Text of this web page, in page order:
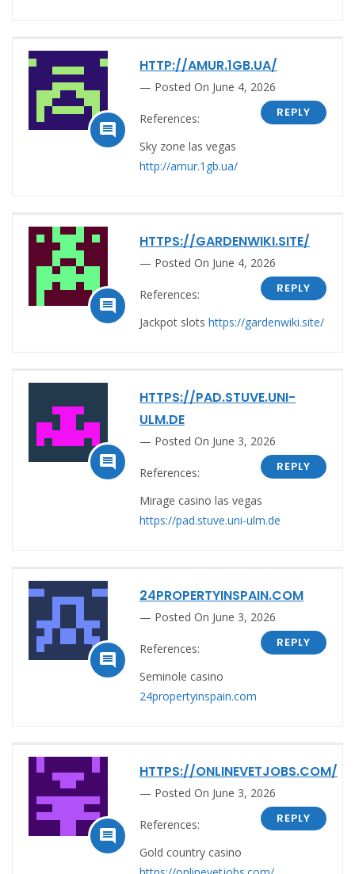

HTTP://AMUR.1GB.UA/
Posted On June 4, 2026
REPLY
References:
Sky zone las vegas
http://amur.1gb.ua/

HTTPS://GARDENWIKI.SITE/
Posted On June 4, 2026
REPLY
References:
Jackpot slots https://gardenwiki.site/

HTTPS://PAD.STUVE.UNI-
ULM.DE
Posted On June 3, 2026
REPLY
References:
Mirage casino las vegas
https://pad.stuve.uni-ulm.de

24PROPERTYINSPAIN.COM
Posted On June 3, 2026
REPLY
References:
Seminole casino
24propertyinspain.com

HTTPS://ONLINEVETJOBS.COM/
Posted On June 3, 2026
REPLY
References:
Gold country casino